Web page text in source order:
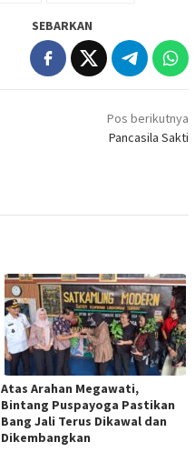
SEBARKAN
Pos berikutnya
Pancasila Sakti
Atas Arahan Megawati,
Bintang Puspayoga Pastikan
Bang Jali Terus Dikawal dan
Dikembangkan